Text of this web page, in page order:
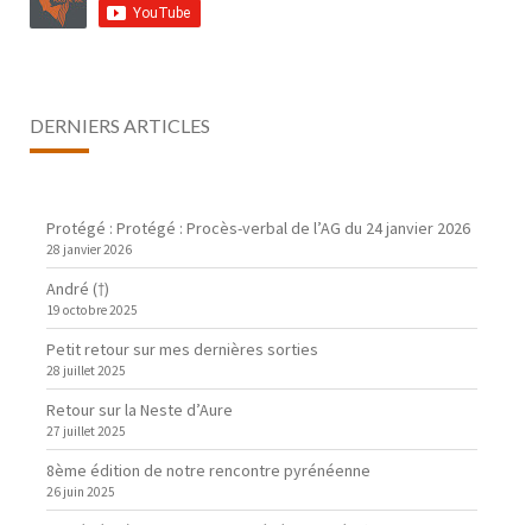
DERNIERS ARTICLES
Protégé : Protégé : Procès-verbal de l’AG du 24 janvier 2026
28 janvier 2026
André (†)
19 octobre 2025
Petit retour sur mes dernières sorties
28 juillet 2025
Retour sur la Neste d’Aure
27 juillet 2025
8ème édition de notre rencontre pyrénéenne
26 juin 2025